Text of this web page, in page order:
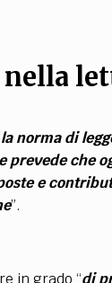
nella
la norma di
prevede che
e
”.
in grado “di